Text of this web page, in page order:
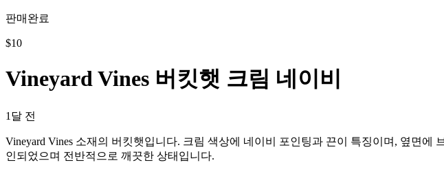
판매완료
$10
Vineyard Vines 버킷햇 크림 네이비
1달 전
Vineyard Vines 소재의 버킷햇입니다. 크림 색상에 네이비 포인팅과 끈이 특징이며, 옆면
인되었으며 전반적으로 깨끗한 상태입니다.